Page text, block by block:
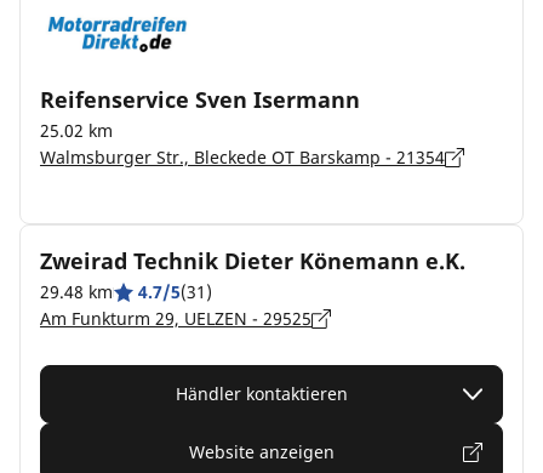
Reifenservice Sven Isermann
25.02 km
Walmsburger Str., Bleckede OT Barskamp - 21354
Zweirad Technik Dieter Könemann e.K.
29.48 km 4.7/5(31)
Am Funkturm 29, UELZEN - 29525
Händler kontaktieren
Website anzeigen